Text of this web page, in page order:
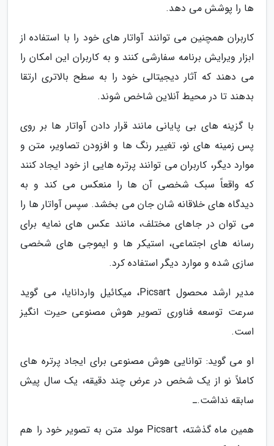
ها را پوشش می دهد.
کاربران همچنین می توانند آواتار های خود را با استفاده از
ابزار ویرایش برنامه سفارشی کنند و به کاربران این امکان را
می دهند که آثار دیجیتالی خود را به سطح بالاتری ارتقا
بدهند تا در محیط آنلاین شاخص شوند.
با گزینه های بی پایانی مانند قرار دادن آواتار ها بر روی
پس زمینه های نو، تغییر رنگ ها و افزودن تصاویر، متن و
موارد دیگر، کاربران می توانند پرتره هایی از خود ایجاد کنند
که واقعاً سبک شخصی آن ها را منعکس می کند و به
دیدگاه های خلاقانه شان جان می بخشد. سپس آواتار ها را
می توان در جاهای مختلف، مانند عکس های نمایه برای
رسانه های اجتماعی، استیکر ها و ایموجی های شخصی
سازی شده و موارد دیگر استفاده کرد.
مدیر ارشد محصول Picsart، میکائیل واردانایا، می گوید
سرعت توسعه فناوری تصویر هوش مصنوعی حیرت انگیز
است.
او می گوید: توانایی هوش مصنوعی برای ایجاد پرتره های
کاملاً نو از یک شخص در عرض چند دقیقه، یک سال پیش
سابقه نداشت.ـ
همین ماه گذشته، Picsart مولد متن به تصویر خود را هم